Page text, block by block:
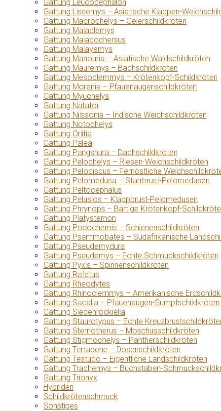
Gattung Leucocephalon
Gattung Lissemys – Asiatische Klappen-
Gattung Macrochelys – Geierschildkröten
Gattung Malaclemys
Gattung Malacochersus
Gattung Malayemys
Gattung Manouria – Asiatische Waldschildkröten
Gattung Mauremys – Bachschildkröten
Gattung Mesoclemmys – Krötenkopf-Schildkröten
Gattung Morenia – Pfauenaugenschildkröten
Gattung Myuchelys
Gattung Natator
Gattung Nilssonia – Indische Weichschildkröten
Gattung Notochelys
Gattung Orlitia
Gattung Palea
Gattung Pangshura – Dachschildkröten
Gattung Pelochelys – Riesen-Weichschildkröten
Gattung Pelodiscus – Fernöstliche
Gattung Pelomedusa – Starrbrust-Pelomedusen
Gattung Peltocephalus
Gattung Pelusios – Klappbrust-Pelomedusen
Gattung Phrynops – Bärtige Krötenkopf-
Gattung Platysternon
Gattung Podocnemis – Schienenschildkröten
Gattung Psammobates – Südafrikanische
Gattung Pseudemydura
Gattung Pseudemys – Echte Schmuckschildkröten
Gattung Pyxis – Spinnenschildkröten
Gattung Rafetus
Gattung Rheodytes
Gattung Rhinoclemmys – Amerikanische
Gattung Sacalia – Pfauenaugen-Sumpfschildkröten
Gattung Siebenrockiella
Gattung Staurotypus – Echte
Gattung Sternotherus – Moschusschildkröten
Gattung Stigmochelys – Pantherschildkröten
Gattung Terrapene – Dosenschildkröten
Gattung Testudo – Eigentliche Landschildkröten
Gattung Trachemys – Buchstaben-
Gattung Trionyx
Hybriden
Schildkrötenschmuck
Sonstiges